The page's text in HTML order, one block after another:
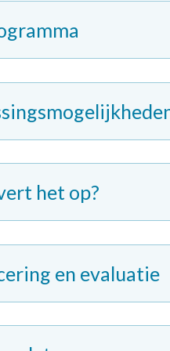
het op?
en evaluatie